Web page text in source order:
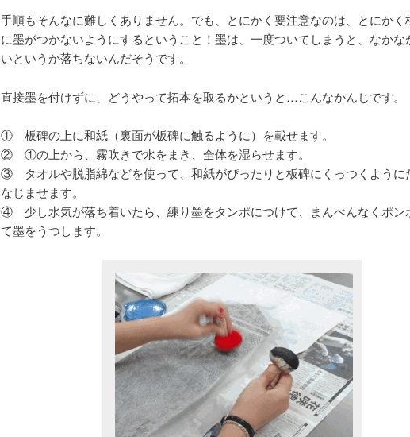
手順もそんなに難しくありません。でも、とにかく要注意なのは、とにかく
に墨がつかないようにするということ！墨は、一度ついてしまうと、なかな
いというか落ちないんだそうです。
直接墨を付けずに、どうやって拓本を取るかというと…こんなかんじです。
① 板碑の上に和紙（裏面が板碑に触るように）を載せます。
② ①の上から、霧吹きで水をまき、全体を湿らせます。
③ タオルや脱脂綿などを使って、和紙がぴったりと板碑にくっつくように
なじませます。
④ 少し水気が落ち着いたら、練り墨をタンポにつけて、まんべんなくポン
て墨をうつします。